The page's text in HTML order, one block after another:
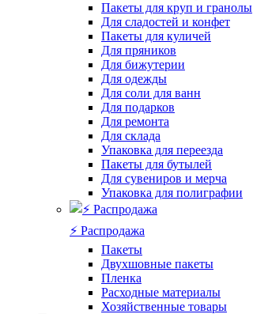
Пакеты для круп и гранолы
Для сладостей и конфет
Пакеты для куличей
Для пряников
Для бижутерии
Для одежды
Для соли для ванн
Для подарков
Для ремонта
Для склада
Упаковка для переезда
Пакеты для бутылей
Для сувениров и мерча
Упаковка для полиграфии
⚡️ Распродажа
Пакеты
Двухшовные пакеты
Пленка
Расходные материалы
Хозяйственные товары